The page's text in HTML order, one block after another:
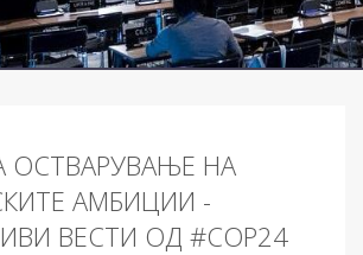
ОСТВАРУВАЊЕ НА
АМБИЦИИ -
ВЕСТИ ОД #COP24